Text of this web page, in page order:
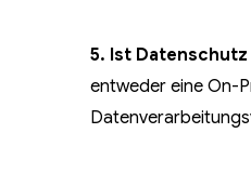
5. Ist Datenschutz
entweder eine On-